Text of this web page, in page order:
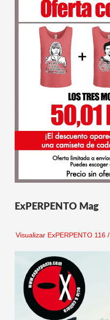
ExPERPENTO Mag
Visualizar ExPERPENTO 116/